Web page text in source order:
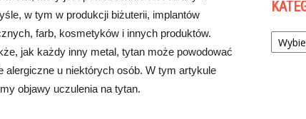
w tym w produkcji biżuterii, implantów
farb, kosmetyków i innych produktów.
jak każdy inny metal, tytan może powodować
alergiczne u niektórych osób. W tym artykule
objawy uczulenia na tytan.